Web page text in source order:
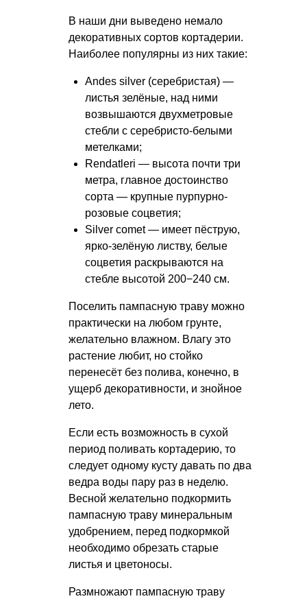
В наши дни выведено немало
декоративных сортов кортадерии.
Наиболее популярны из них такие:
Andes silver (серебристая) —
листья зелёные, над ними
возвышаются двухметровые
стебли с серебристо-белыми
метелками;
Rendatleri — высота почти три
метра, главное достоинство
сорта — крупные пурпурно-
розовые соцветия;
Silver comet — имеет пёструю,
ярко-зелёную листву, белые
соцветия раскрываются на
стебле высотой 200−240 см.
Поселить пампасную траву можно
практически на любом грунте,
желательно влажном. Влагу это
растение любит, но стойко
перенесёт без полива, конечно, в
ущерб декоративности, и знойное
лето.
Если есть возможность в сухой
период поливать кортадерию, то
следует одному кусту давать по два
ведра воды пару раз в неделю.
Весной желательно подкормить
пампасную траву минеральным
удобрением, перед подкормкой
необходимо обрезать старые
листья и цветоносы.
Размножают пампасную траву